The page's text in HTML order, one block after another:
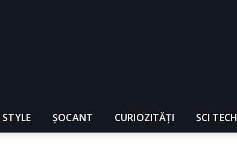
STYLE ȘOCANT CURIOZITĂȚI SCI TECH